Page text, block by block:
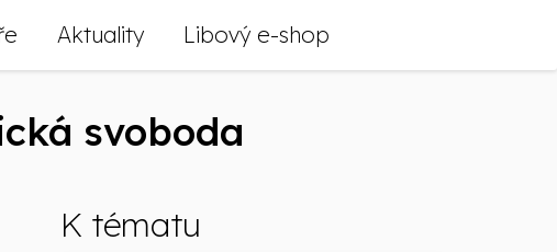
Aktuality Libový e-shop
svoboda
K tématu